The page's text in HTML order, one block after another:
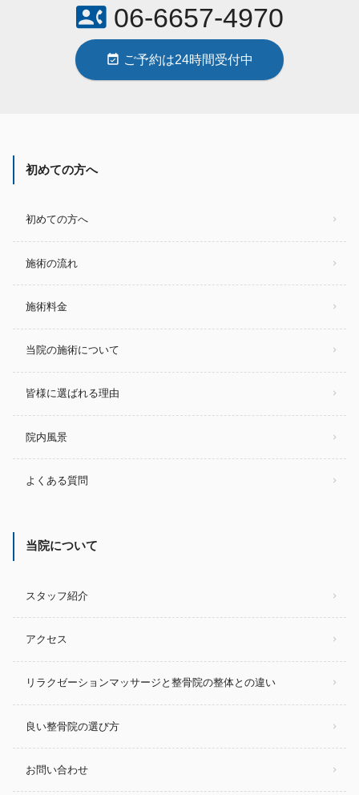
contact_phone06-6657-4970
event_available ご予約は24時間受付中
初めての方へ
初めての方へ
施術の流れ
施術料金
当院の施術について
皆様に選ばれる理由
院内風景
よくある質問
当院について
スタッフ紹介
アクセス
リラクゼーションマッサージと整骨院の整体との違い
良い整骨院の選び方
お問い合わせ